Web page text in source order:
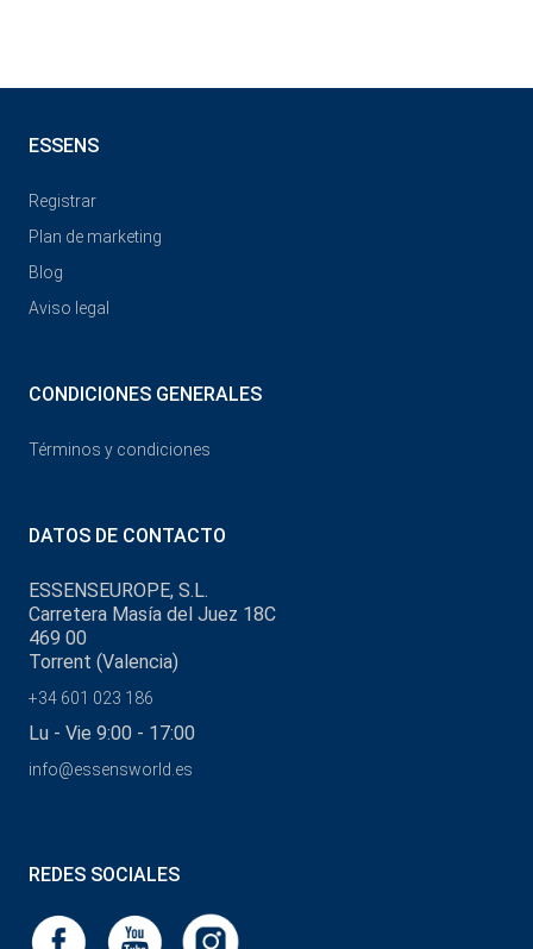
ESSENS
Registrar
Plan de marketing
Blog
Aviso legal
CONDICIONES GENERALES
Términos y condiciones
DATOS DE CONTACTO
ESSENSEUROPE, S.L.
Carretera Masía del Juez 18C
469 00
Torrent (Valencia)
+34 601 023 186
Lu - Vie 9:00 - 17:00
info@essensworld.es
REDES SOCIALES